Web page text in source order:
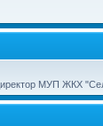
МУП ЖКХ